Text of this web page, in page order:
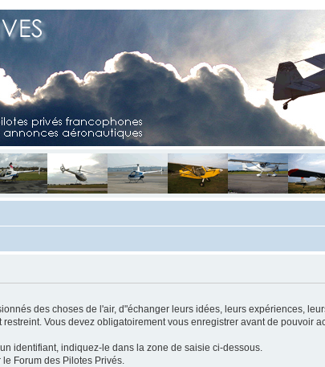
des choses de l'air, d"échanger leurs idées, leurs expériences,
Vous devez obligatoirement vous enregistrer avant de pouvoir
identifiant, indiquez-le dans la zone de saisie ci-dessous.
Forum des Pilotes Privés.